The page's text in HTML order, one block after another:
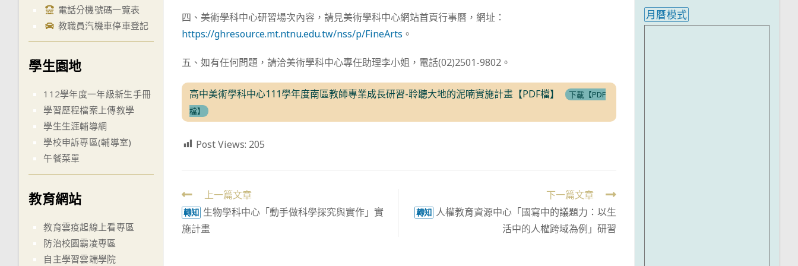
四、美術學科中心研習場次內容，請見美術學科中心網站首頁行事曆，網址：
https://ghresource.mt.ntnu.edu.tw/nss/p/FineArts 。
五、如有任何問題，請洽美術學科中心專任助理李小姐，電話(02)2501-9802。
高中美術學科中心111學年度南區教師專業成長研習-聆聽大地的泥喃實施計畫【PDF檔】
下載【PDF
檔】
Post Views: 205
Read
more
articles
上一篇文章
轉知 生物學科中心「動手做科學探究與實作」實
施計畫
下一篇文章
轉知 人權教育資源中心「國寫中的議題力：以生
活中的人權跨域為例」研習
電話分機號碼一覽表
教職員汽機車停車登記
學生園地
112學年度一年級新生手冊
學習歷程檔案上傳教學
學生生涯輔導網
學校申訴專區(輔導室)
午餐菜單
教育網站
教育雲疫起線上看專區
防治校園霸凌專區
自主學習雲端學院
月曆模式